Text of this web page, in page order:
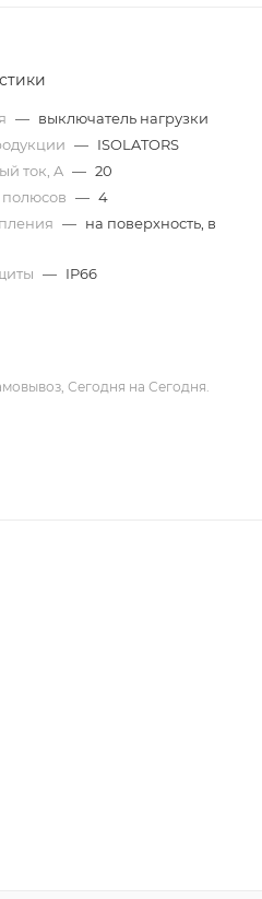
— выключатель нагрузки
— ISOLATORS
ток, A — 20
полюсов — 4
— на поверхность, в
— IP66
Сегодня на Сегодня.